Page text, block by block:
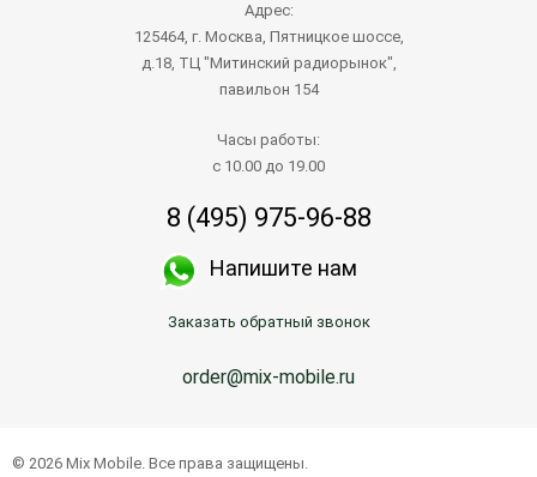
Адрес:
125464, г. Москва, Пятницкое шоссе,
д.18, ТЦ "Митинский радиорынок",
павильон 154
Часы работы:
с 10.00 до 19.00
8 (495) 975-96-88
Напишите нам
Заказать обратный звонок
order@mix-mobile.ru
© 2026 Mix Mobile. Все права защищены.